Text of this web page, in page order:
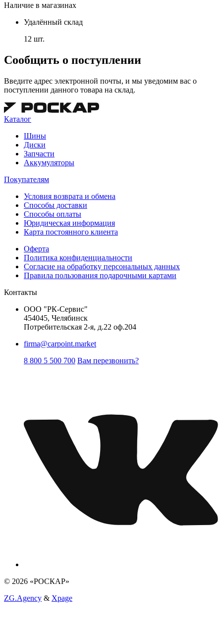
Наличие в магазинах
Удалённый склад
12 шт.
Сообщить о поступлении
Введите адрес электронной почты, и мы уведомим вас о
поступлении данного товара на склад.
Каталог
Шины
Диски
Запчасти
Аккумуляторы
Покупателям
Условия возврата и обмена
Способы доставки
Способы оплаты
Юридическая информация
Карта постоянного клиента
Оферта
Политика конфиденциальности
Согласие на обработку персональных данных
Правила пользования подарочными картами
Контакты
ООО "РК-Сервис"
454045, Челябинск
Потребительская 2-я, д.22 оф.204
firma@carpoint.market
8 800 5 500 700 Вам перезвонить?
© 2026 «РОСКАР»
ZG.Agency & Xpage